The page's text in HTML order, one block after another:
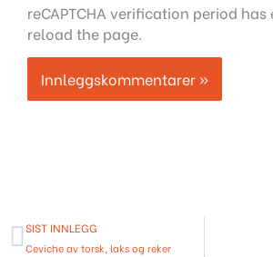
reCAPTCHA verification period has
reload the page.
Prev
SIST INNLEGG
Ceviche av torsk, laks og reker